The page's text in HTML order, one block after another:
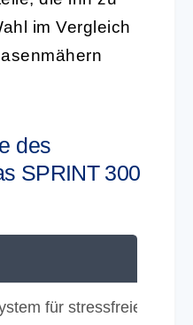
im Vergleich
des
SPRINT 300
für stressfreies